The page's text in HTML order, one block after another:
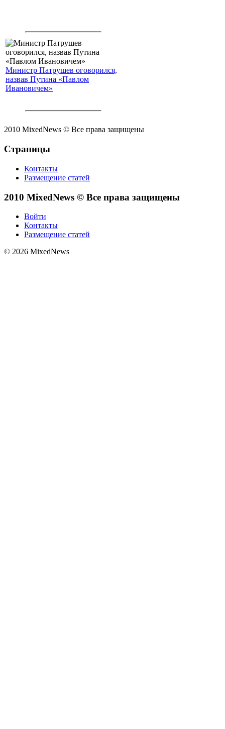
Министр Патрушев оговорился,
назвав Путина «Павлом
Ивановичем»
2010 MixedNews © Все права защищены
Страницы
Контакты
Размещение статей
2010 MixedNews © Все права защищены
Войти
Контакты
Размещение статей
© 2026 MixedNews